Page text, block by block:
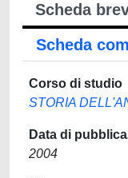
Scheda
Scheda
Corso di studio
STORIA
Data di
2004